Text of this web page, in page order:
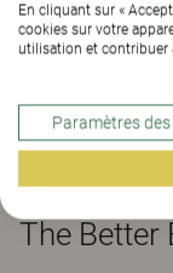
Certificats
The Better
En cliquant sur «
cookies sur votre
utilisation et contribuer
Paramètres